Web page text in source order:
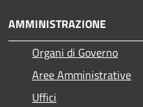
AMMINISTRAZIONE
Organi di Governo
Aree Amministrative
Uffici